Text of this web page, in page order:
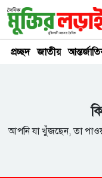
প্রচ্ছদ জাতীয়
আপনি যা খুঁজছেন, তা পাওয়া